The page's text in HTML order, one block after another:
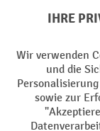
Elektrogeräte
Batterie